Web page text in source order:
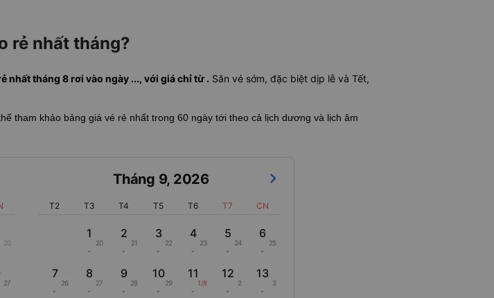
rẻ nhất tháng?
nhất tháng 8 rơi vào ngày ..., với giá chỉ từ . Săn vé sớm, đặc biệt dịp lễ và Tết,
tham khảo bảng giá vé rẻ nhất trong 60 ngày tới theo cả lịch dương và lịch âm
20
27
Tháng 9, 2026
T2 T3 T4 T5 T6 T7 CN
1
20
-
2
21
-
3
22
-
4
23
-
5
24
-
6
25
-
7
26
-
8
27
-
9
28
-
10
29
-
11
1/8
-
12
2
-
13
3
-